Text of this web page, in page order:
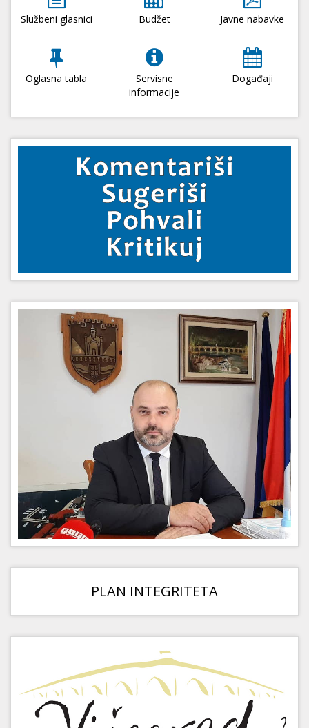
Službeni glasnici Budžet Javne nabavke
Oglasna tabla
Servisne
informacije
Događaji
PLAN INTEGRITETA